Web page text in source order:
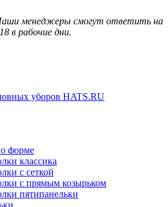
менеджеры смогут ответить на
в рабочие дни.
форме
классика
с сеткой
с прямым козырьком
пятипанельки